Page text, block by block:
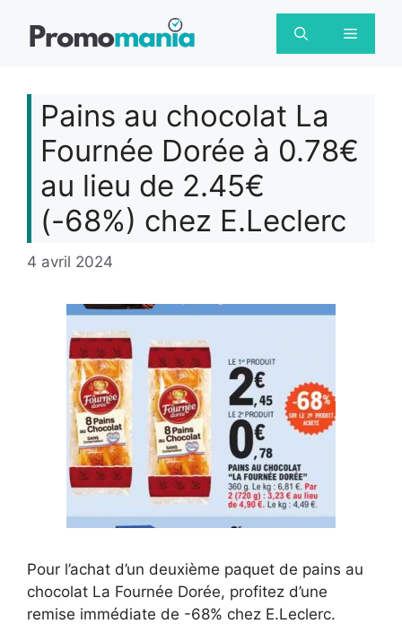
Menu
Pains au chocolat La
Fournée Dorée à 0.78€
au lieu de 2.45€
(-68%) chez E.Leclerc
4 avril 2024
Pour l’achat d’un deuxième paquet de pains au
chocolat La Fournée Dorée, profitez d’une
remise immédiate de -68% chez E.Leclerc.